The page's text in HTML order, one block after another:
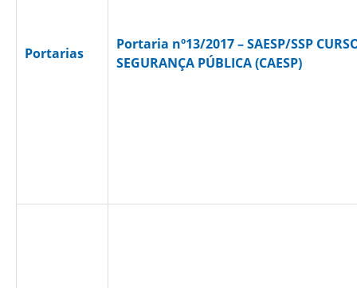
Portarias
Portaria nº13/2017 – SAESP/SSP
SEGURANÇA PÚBLICA (CAESP)